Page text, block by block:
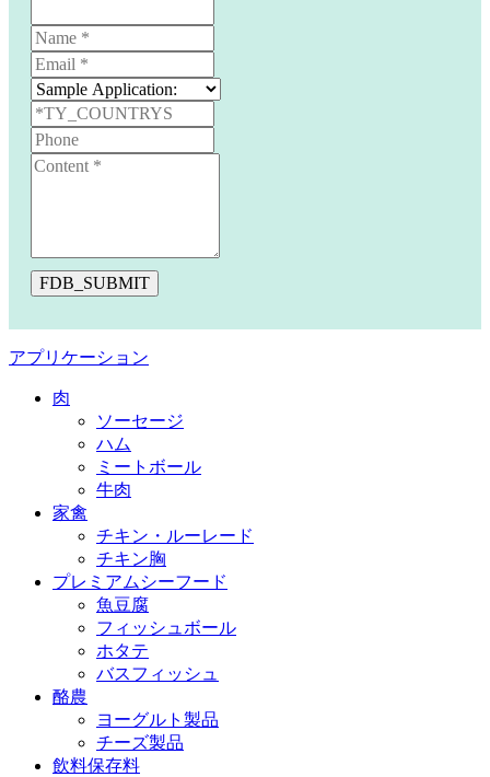
FDB_SUBMIT
アプリケーション
肉
ソーセージ
ハム
ミートボール
牛肉
家禽
チキン・ルーレード
チキン胸
プレミアムシーフード
魚豆腐
フィッシュボール
ホタテ
バスフィッシュ
酪農
ヨーグルト製品
チーズ製品
飲料保存料